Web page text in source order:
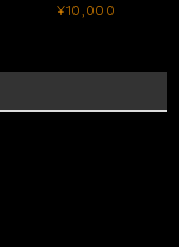
¥10,000